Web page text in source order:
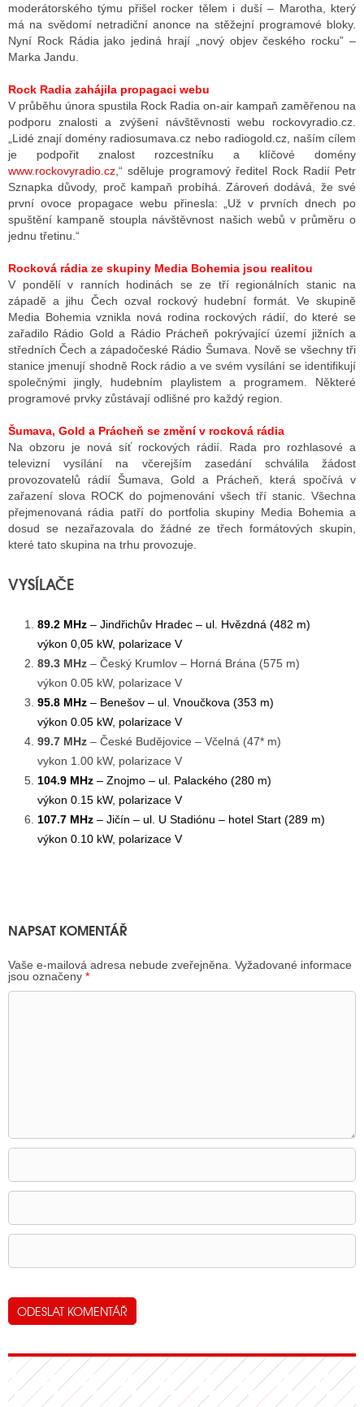
moderátorského týmu přišel rocker tělem i duší – Marotha, který
má na svědomí netradiční anonce na stěžejní programové bloky.
Nyní Rock Rádia jako jediná hrají „nový objev českého rocku” –
Marka Jandu.
Rock Radia zahájila propagaci webu
V průběhu února spustila Rock Radia on-air kampaň zaměřenou na
podporu znalosti a zvýšení návštěvnosti webu rockovyradio.cz.
„Lidé znají domény radiosumava.cz nebo radiogold.cz, naším cílem
je podpořit znalost rozcestníku a klíčové domény
www.rockovyradio.cz,“ sděluje programový ředitel Rock Radií Petr
Sznapka důvody, proč kampaň probíhá. Zároveń dodává, že své
první ovoce propagace webu přinesla: „Už v prvních dnech po
spuštění kampaně stoupla návštěvnost našich webů v průměru o
jednu třetinu.“
Rocková rádia ze skupiny Media Bohemia jsou realitou
V pondělí v ranních hodinách se ze tří regionálních stanic na
západě a jihu Čech ozval rockový hudební formát. Ve skupině
Media Bohemia vznikla nová rodina rockových rádií, do které se
zařadilo Rádio Gold a Rádio Prácheň pokrývající území jižních a
středních Čech a západočeské Rádio Šumava. Nově se všechny tři
stanice jmenují shodně Rock rádio a ve svém vysílání se identifikují
společnými jingly, hudebním playlistem a programem. Některé
programové prvky zůstávají odlišné pro každý region.
Šumava, Gold a Prácheň se změní v rocková rádia
Na obzoru je nová síť rockových rádií. Rada pro rozhlasové a
televizní vysílání na včerejším zasedání schválila žádost
provozovatelů rádií Šumava, Gold a Prácheň, která spočívá v
zařazení slova ROCK do pojmenování všech tří stanic. Všechna
přejmenovaná rádia patří do portfolia skupiny Media Bohemia a
dosud se nezařazovala do žádné ze třech formátových skupin,
které tato skupina na trhu provozuje.
VYSÍLAČE
89.2 MHz – Jindřichův Hradec – ul. Hvězdná (482 m)
výkon 0,05 kW, polarizace V
89.3 MHz – Český Krumlov – Horná Brána (575 m)
výkon 0.05 kW, polarizace V
95.8 MHz – Benešov – ul. Vnoučkova (353 m)
výkon 0.05 kW, polarizace V
99.7 MHz – České Budějovice – Včelná (47* m)
vykon 1.00 kW, polarizace V
104.9 MHz – Znojmo – ul. Palackého (280 m)
výkon 0.15 kW, polarizace V
107.7 MHz – Jičín – ul. U Stadiónu – hotel Start (289 m)
výkon 0.10 kW, polarizace V
NAPSAT KOMENTÁŘ
Vaše e-mailová adresa nebude zveřejněna. Vyžadované informace
jsou označeny *